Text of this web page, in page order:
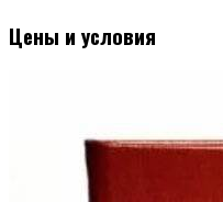
Цены и условия